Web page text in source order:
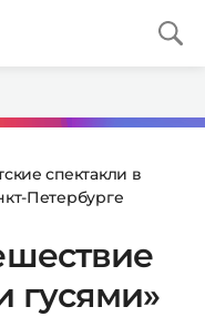
спектакли в
Петербурге
гусями»